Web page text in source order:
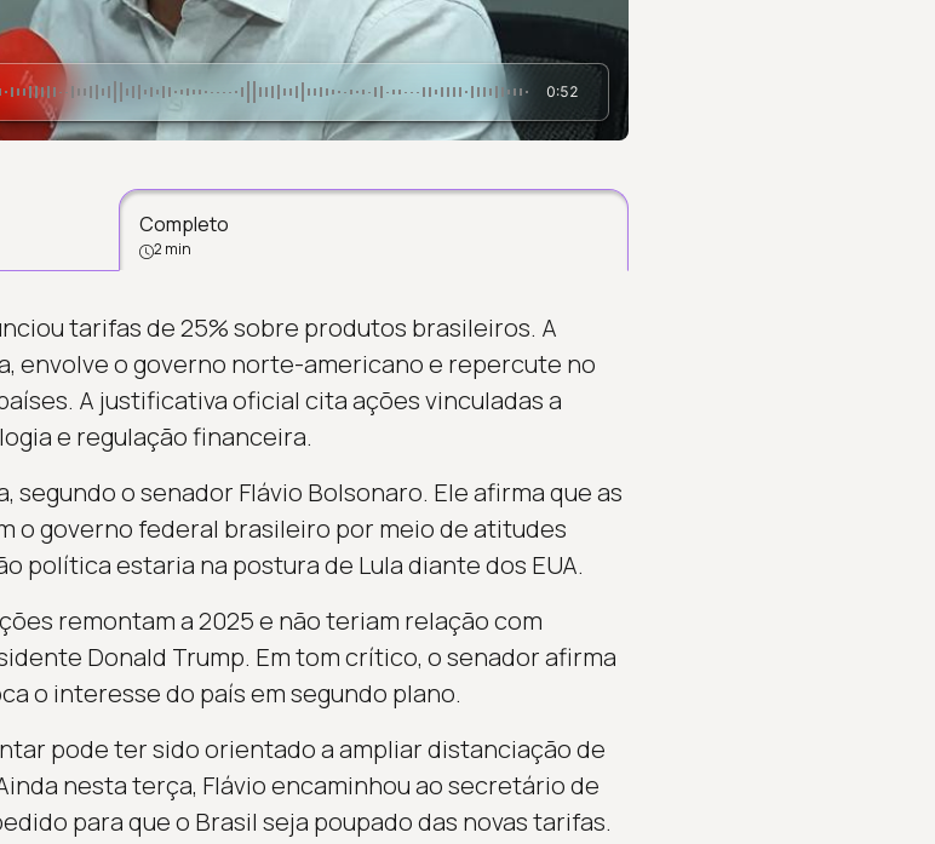
0:52
Completo
2 min
tarifas de 25% sobre produtos brasileiros. A
envolve o governo norte-americano e repercute no
A justificativa oficial cita ações vinculadas a
e regulação financeira.
segundo o senador Flávio Bolsonaro. Ele afirma que as
o governo federal brasileiro por meio de atitudes
política estaria na postura de Lula diante dos EUA.
remontam a 2025 e não teriam relação com
Donald Trump. Em tom crítico, o senador afirma
o interesse do país em segundo plano.
pode ter sido orientado a ampliar distanciação de
nesta terça, Flávio encaminhou ao secretário de
para que o Brasil seja poupado das novas tarifas.